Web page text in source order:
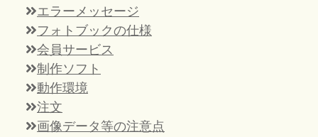
エラーメッセージ
フォトブックの仕様
会員サービス
制作ソフト
動作環境
注文
画像データ等の注意点